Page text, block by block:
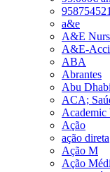
958754521
a&e
A&E
A&E-
ABA
Abrantes
Abu Dhabi
ACA;
Academic
Ação
ação direta
Ação M
Ação